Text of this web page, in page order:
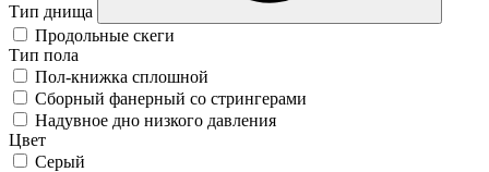
Тип днища
Продольные скеги
Тип пола
Пол-книжка сплошной
Сборный фанерный со стрингерами
Надувное дно низкого давления
Цвет
Серый